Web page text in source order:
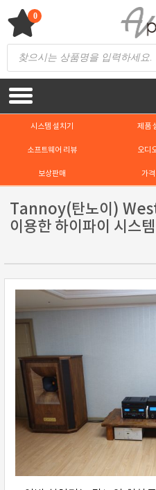
content
AV 플라자
하이파이 / 홈씨어터 전문 쇼핑
Products
search
0
시스템 설치기 제품
소프트웨어 리뷰 오디
보상판매 가
Tannoy(탄노이)
이용한 하이파이 시스